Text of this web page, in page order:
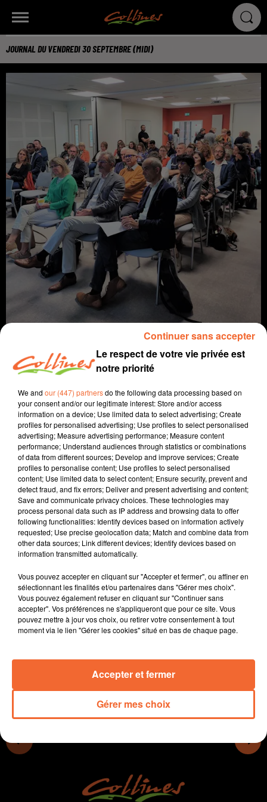
JOURNAL DU VENDREDI 30 SEPTEMBRE (MIDI)
info
30 septembre 2022 - 13 min 43 sec
JOURNAL DU VENDREDI 30 SEPTEMBRE (MIDI)
Fabien Gazeau
L'info près de chez vous
Présenté par Fabien Gazeau
- Les Ateliers du Bocage fêtent leurs 30 ans.
- Un Conseil Local de la Santé Mentale constitué sur le
Bocage Bressuirais (photo).
- Les Sein'glés : une nouvelle association de lutte
contre le cancer du sein.
- La 9ème édition des Jumelages font leur cinéma
démarre ce vendredi soir au Fauteuil Rouge de
Bressuire…
Le respect de votre vie privée est
notre priorité
We and our (447) partnersdo the following data processing based on
your consent and/or our legitimate interest: Store and/or access
information on a device; Use limited data to select advertising; Create
profiles for personalised advertising; Use profiles to select personalised
advertising; Measure advertising performance; Measure content
performance; Understand audiences through statistics or combinations
of data from different sources; Develop and improve services; Create
profiles to personalise content; Use profiles to select personalised
content; Use limited data to select content; Ensure security, prevent and
detect fraud, and fix errors; Deliver and present advertising and content;
Save and communicate privacy choices. These technologies may
process personal data such as IP address and browsing data to offer
following functionalities: Identify devices based on information actively
requested; Use precise geolocation data; Match and combine data from
other data sources; Link different devices; Identify devices based on
information transmitted automatically.
Vous pouvez accepter en cliquant sur "Accepter et fermer", ou affiner en
sélectionnant les finalités et/ou partenaires dans "Gérer mes choix".
Vous pouvez également refuser en cliquant sur "Continuer sans
accepter". Vos préférences ne s'appliqueront que pour ce site. Vous
pouvez mettre à jour vos choix, ou retirer votre consentement à tout
moment via le lien "Gérer les cookies" situé en bas de chaque page.
Gérer mes choix
Accepter et fermer
Continuer sans accepter